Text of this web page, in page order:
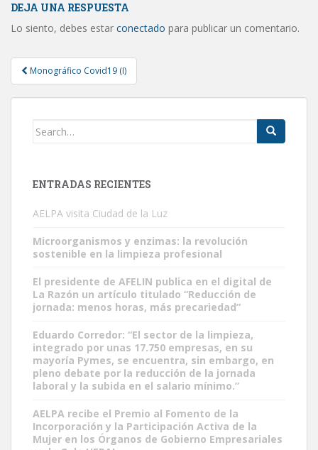
DEJA UNA RESPUESTA
Lo siento, debes estar conectado para publicar un comentario.
Post
navigation
Monográfico Covid19 (I)
Search
ENTRADAS RECIENTES
AELPA visita Ciudad de la Luz
Microorganismos y enzimas: la revolución
sostenible en la limpieza profesional
El presidente de AFELIN publica en el digital de
La Razón un artículo titulado “Reducción de
jornada: menos horas, más precariedad”
Eduardo Corredor: “El sector de la limpieza,
integrado por unas 17.750 empresas, en su
mayoría Pymes, se encuentra, sin embargo, en
pleno debate por la reducción de la jornada
laboral y la subida en el salario mínimo.”
AELPA recibe el Premio al Fomento de la
Incorporación y la Participación Activa de la
Mujer en los Órganos de Gobierno Empresariales